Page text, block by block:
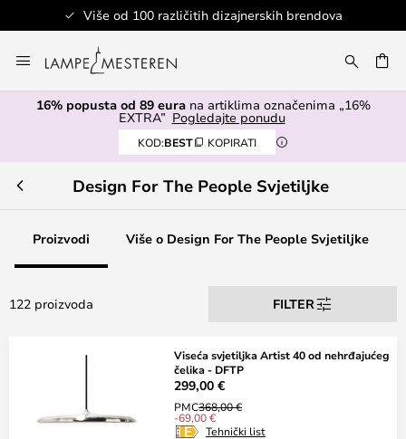
Sigurno plaćanje
to
Content
16% popusta od 89 eurana artiklima označenima „16%
EXTRA” Pogledajte ponudu
KOD:BEST KOPIRATI
Design For The People Svjetiljke
Proizvodi Više o Design For The People Svjetiljke
122 proizvoda FILTER
Viseća svjetiljka Artist 40 od nehrđajućeg
čelika - DFTP
299,00 €
PMC368,00 €
-69,00 €
Tehnički list